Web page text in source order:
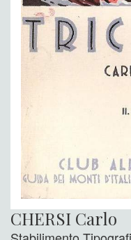
CHERSI Carlo